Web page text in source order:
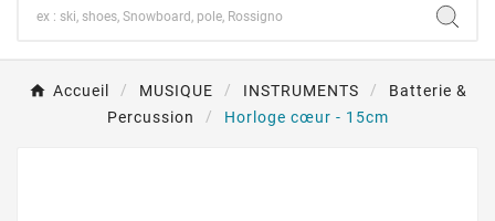
Accueil MUSIQUE INSTRUMENTS
Batterie &
Percussion
Horloge cœur - 15cm